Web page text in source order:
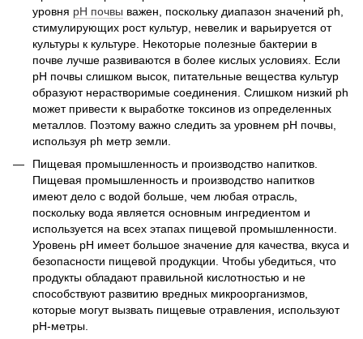
уровня рН почвы важен, поскольку диапазон значений ph,
стимулирующих рост культур, невелик и варьируется от
культуры к культуре. Некоторые полезные бактерии в
почве лучше развиваются в более кислых условиях. Если
рН почвы слишком высок, питательные вещества культур
образуют нерастворимые соединения. Слишком низкий ph
может привести к выработке токсинов из определенных
металлов. Поэтому важно следить за уровнем pH почвы,
используя ph метр земли.
Пищевая промышленность и производство напитков.
Пищевая промышленность и производство напитков
имеют дело с водой больше, чем любая отрасль,
поскольку вода является основным ингредиентом и
используется на всех этапах пищевой промышленности.
Уровень pH имеет большое значение для качества, вкуса и
безопасности пищевой продукции. Чтобы убедиться, что
продукты обладают правильной кислотностью и не
способствуют развитию вредных микроорганизмов,
которые могут вызвать пищевые отравления, используют
рН-метры.